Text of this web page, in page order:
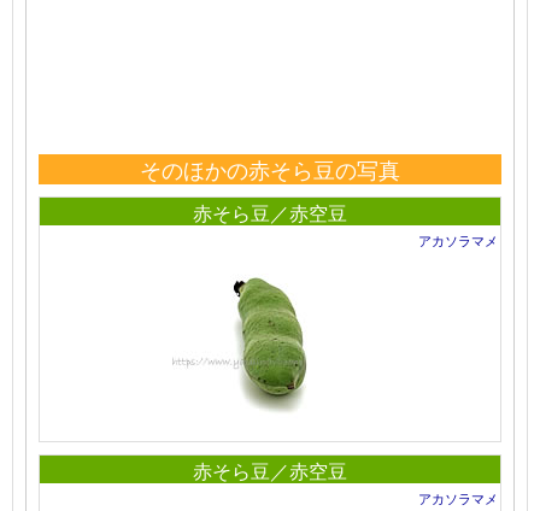
そのほかの赤そら豆の写真
赤そら豆／赤空豆
アカソラマメ
赤そら豆／赤空豆
アカソラマメ